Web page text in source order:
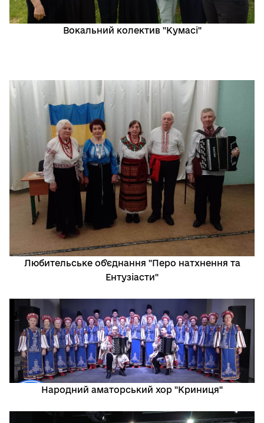
Вокальний колектив "Кумасі"
Любительське об'єднання "Перо натхнення та
Ентузіасти"
Народний аматорський хор "Криниця"